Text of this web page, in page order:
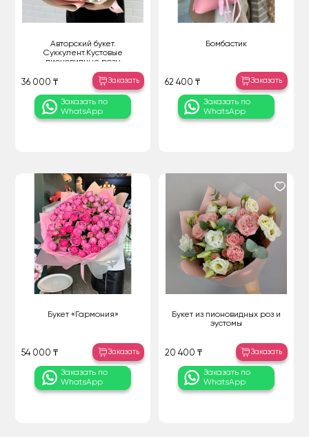
Авторский букет.
Суккулент.Кустовые
пионовидные розы
36 000 ₸ Заказать
Заказать по
WhatsApp
Бомбастик
62 400 ₸ Заказать
Заказать по
WhatsApp
Букет «Гармония»
54 000 ₸ Заказать
Заказать по
WhatsApp
Букет из пионовидных роз и
эустомы
20 400 ₸ Заказать
Заказать по
WhatsApp